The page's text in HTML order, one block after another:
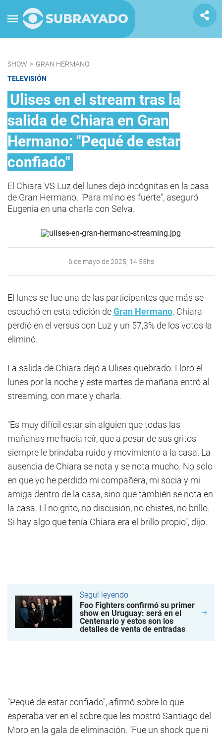
SHOW > GRAN HERMANO
TELEVISIÓN
Ulises en el stream tras la
salida de Chiara en Gran
Hermano: "Pequé de estar
confiado"
El Chiara VS Luz del lunes dejó incógnitas en la casa
de Gran Hermano. "Para mí no es fuerte", aseguró
Eugenia en una charla con Selva.
6 de mayo de 2025, 14:55hs
El lunes se fue una de las participantes que más se
escuchó en esta edición deGran Hermano. Chiara
perdió en el versus con Luz y un 57,3% de los votos la
eliminó.
La salida de Chiara dejó a Ulises quebrado. Lloró el
lunes por la noche y este martes de mañana entró al
streaming, con mate y charla.
"Es muy difícil estar sin alguien que todas las
mañanas me hacía reír, que a pesar de sus gritos
siempre le brindaba ruido y movimiento a la casa. La
ausencia de Chiara se nota y se nota mucho. No solo
en que yo he perdido mi compañera, mi socia y mi
amiga dentro de la casa, sino que también se nota en
la casa. El no grito, no discusión, no chistes, no brillo.
Si hay algo que tenía Chiara era el brillo propio", dijo.
Seguí leyendo
Foo Fighters confirmó su primer
show en Uruguay: será en el
Centenario y estos son los
detalles de venta de entradas
"Pequé de estar confiado", afirmó sobre lo que
esperaba ver en el sobre que les mostró Santiago del
Moro en la gala de eliminación. "Fue un shock que ni